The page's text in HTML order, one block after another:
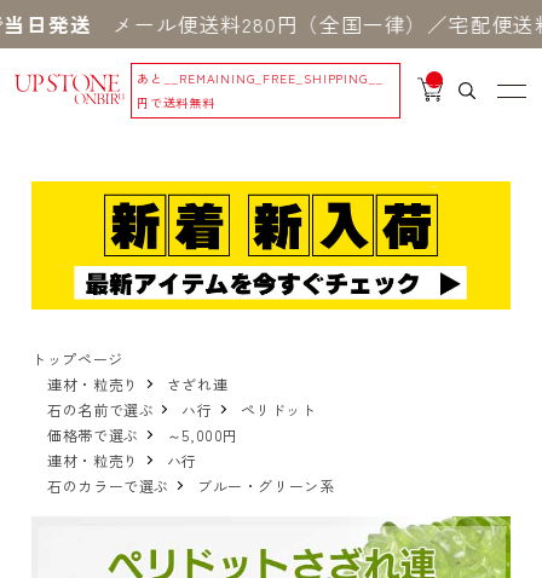
発送メール便送料280円（全国一律）／宅配便送
あと
__REMAINING_FREE_SHIPPING__
円で送料無料
__
IT
_
トップページ
連材・粒売り
さざれ連
石の名前で選ぶ
ハ行
ペリドット
価格帯で選ぶ
～5,000円
連材・粒売り
ハ行
石のカラーで選ぶ
ブルー・グリーン系